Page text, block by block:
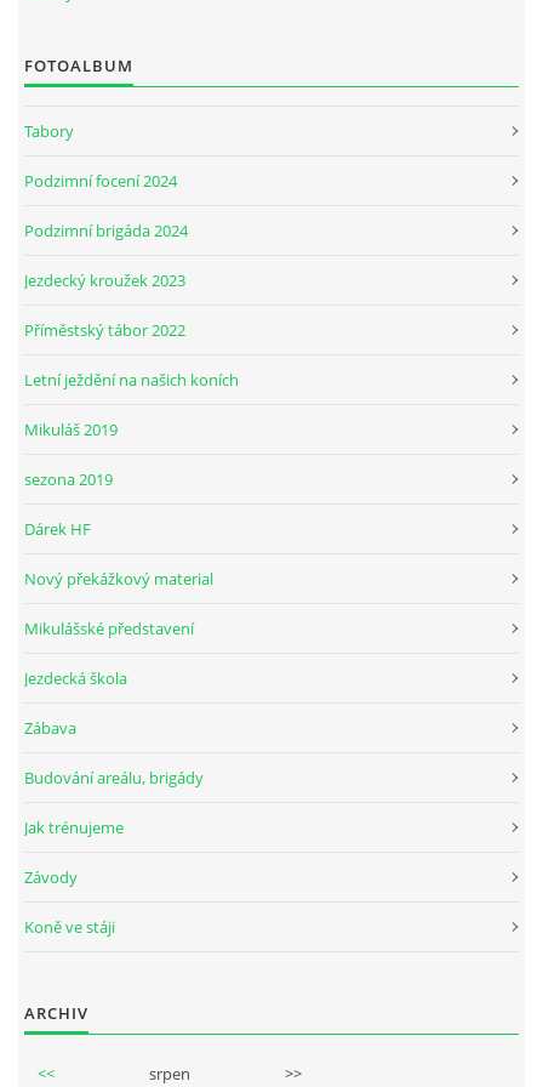
JARNÍ BRIGÁDA SE ODKLÁDÁ.
PÁTEČNÍ KROUŽEK " ŠKOLA JEZDECTVÍ " BUDE ZAHÁJEN
ČLENOVÉ JK CABALLERO Z RYCHVALDU
PODZIMNÍ BRIGÁDA 4.10.2025
FOTOALBUM
Tabory
Podzimní focení 2024
Podzimní brigáda 2024
Jezdecký kroužek 2023
Příměstský tábor 2022
Letní ježdění na našich koních
Mikuláš 2019
sezona 2019
Dárek HF
Nový překážkový material
Mikulášské představení
Jezdecká škola
Zábava
Budování areálu, brigády
Jak trénujeme
Závody
Koně ve stáji
ARCHIV
<< srpen >>